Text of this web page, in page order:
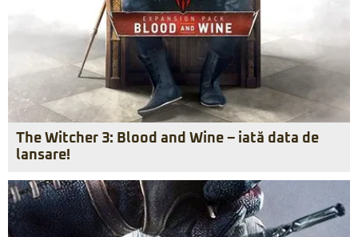
The Witcher 3: Blood and Wine – iată data de
lansare!